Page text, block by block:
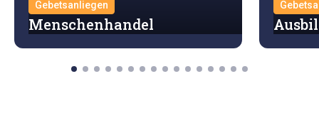
Gebetsanliegen
Menschenhandel